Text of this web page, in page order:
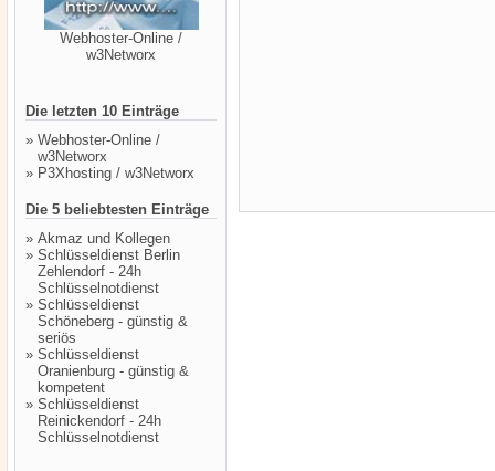
Webhoster-Online /
w3Networx
Die letzten 10 Einträge
» Webhoster-Online /
w3Networx
» P3Xhosting / w3Networx
Die 5 beliebtesten Einträge
» Akmaz und Kollegen
» Schlüsseldienst Berlin
Zehlendorf - 24h
Schlüsselnotdienst
» Schlüsseldienst
Schöneberg - günstig &
seriös
» Schlüsseldienst
Oranienburg - günstig &
kompetent
» Schlüsseldienst
Reinickendorf - 24h
Schlüsselnotdienst